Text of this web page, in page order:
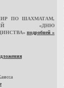
ПО ШАХМАТАМ,
«ДНЮ
подробней »